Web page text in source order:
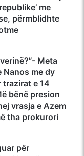
me
përmblidhte
Meta
Nanos me dy
trazirat e 14
bënë presion
vrasja e Azem
tha prokurori
për